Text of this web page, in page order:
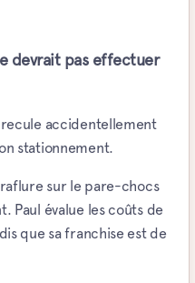
devrait pas effectuer
accidentellement
stationnement.
sur le pare-chocs
Paul évalue les coûts de
que sa franchise est de